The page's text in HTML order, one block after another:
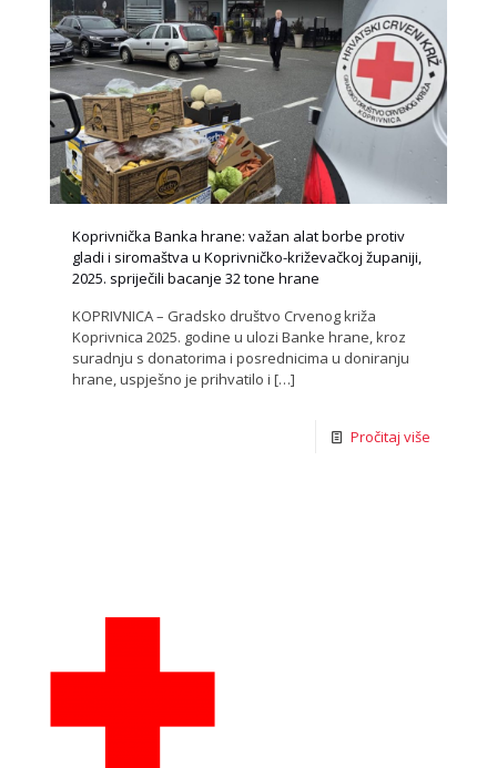
Koprivnička Banka hrane: važan alat borbe protiv
gladi i siromaštva u Koprivničko-križevačkoj županiji,
2025. spriječili bacanje 32 tone hrane
KOPRIVNICA – Gradsko društvo Crvenog križa
Koprivnica 2025. godine u ulozi Banke hrane, kroz
suradnju s donatorima i posrednicima u doniranju
hrane, uspješno je prihvatilo i […]
Pročitaj više